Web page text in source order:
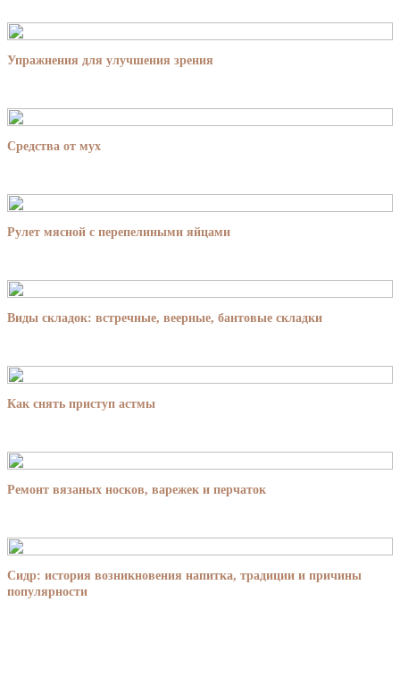
Упражнения для улучшения зрения
Средства от мух
Рулет мясной с перепелиными яйцами
Виды складок: встречные, веерные, бантовые складки
Как снять приступ астмы
Ремонт вязаных носков, варежек и перчаток
Сидр: история возникновения напитка, традиции и причины
популярности